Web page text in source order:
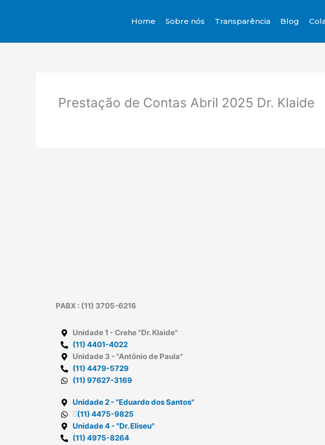
conteúdo
Home Sobre nós Transparência Blog
Prestação de Contas Abril 2025 Dr. Klaide
PABX : (11) 3705-6216
Unidade 1 - Crehe "Dr. Klaide"
(11) 4401-4022
Unidade 3 - "Antônio de Paula"
(11) 4479-5729
(11) 97627-3169
Unidade 2- "Eduardo dos Santos"
(11) 4475-9825
Unidade 4- "Dr. Eliseu"
(11) 4975-8264